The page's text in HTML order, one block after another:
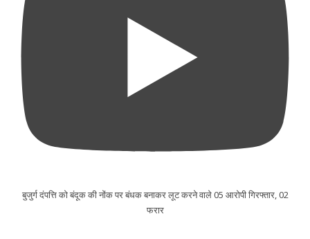
बुजुर्ग दंपत्ति को बंदूक की नोंक पर बंधक बनाकर लूट करने वाले 05 आरोपी गिरफ्तार, 02
फरार